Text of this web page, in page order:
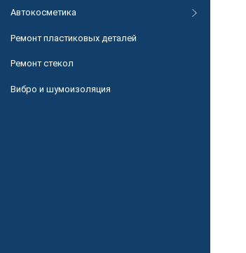
Автокосметика
Ремонт пластиковых деталей
Ремонт стекол
Вибро и шумоизоляция